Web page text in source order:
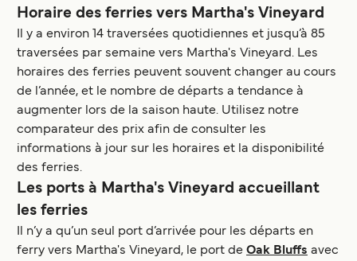
Horaire des ferries vers Martha's Vineyard
Il y a environ 14 traversées quotidiennes et jusqu’à 85
traversées par semaine vers Martha's Vineyard. Les
horaires des ferries peuvent souvent changer au cours
de l’année, et le nombre de départs a tendance à
augmenter lors de la saison haute. Utilisez notre
comparateur des prix afin de consulter les
informations à jour sur les horaires et la disponibilité
des ferries.
Les ports à Martha's Vineyard accueillant
les ferries
Il n’y a qu’un seul port d’arrivée pour les départs en
ferry vers Martha's Vineyard, le port de Oak Bluffs avec